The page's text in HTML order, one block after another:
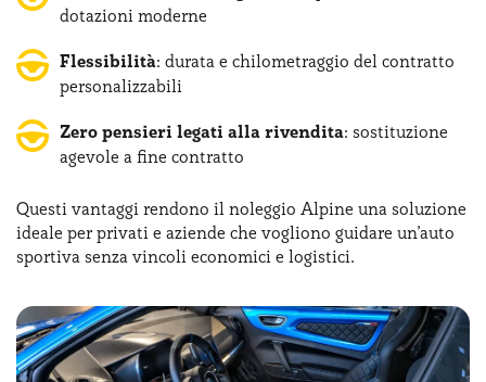
dotazioni moderne
Flessibilità: durata e chilometraggio del contratto
personalizzabili
Zero pensieri legati alla rivendita: sostituzione
agevole a fine contratto
Questi vantaggi rendono il noleggio Alpine una soluzione
ideale per privati e aziende che vogliono guidare un’auto
sportiva senza vincoli economici e logistici.